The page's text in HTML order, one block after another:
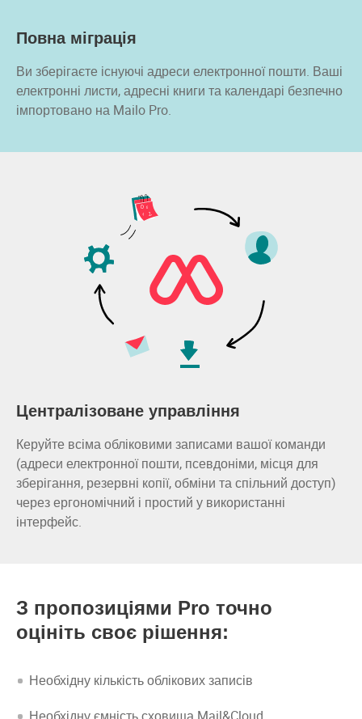
Повна міграція
Ви зберігаєте існуючі адреси електронної пошти. Ваші
електронні листи, адресні книги та календарі безпечно
імпортовано на Mailo Pro.
Централізоване управління
Керуйте всіма обліковими записами вашої команди
(адреси електронної пошти, псевдоніми, місця для
зберігання, резервні копії, обміни та спільний доступ)
через ергономічний і простий у використанні
інтерфейс.
З пропозиціями Pro точно
оцініть своє рішення:
Необхідну кількість облікових записів